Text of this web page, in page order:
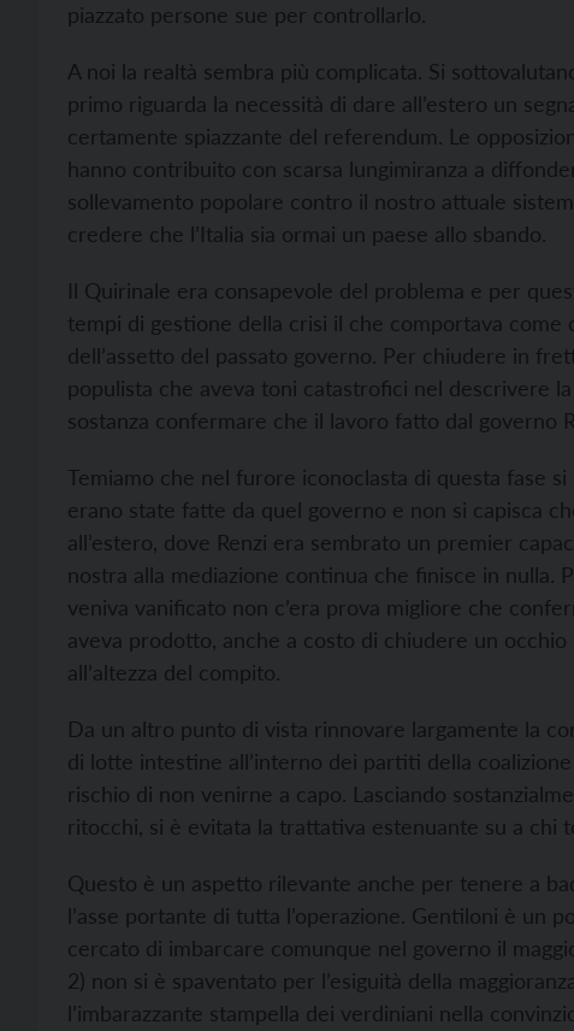
piazzato persone sue per controllarlo.
A noi la realtà sembra più complicata. Si
primo riguarda la necessità di dare all’estero un
certamente spiazzante del referendum. Le
hanno contribuito con scarsa lungimiranza a
sollevamento popolare contro il nostro attuale
credere che l’Italia sia ormai un paese allo sbando.
Il Quirinale era consapevole del problema e per
tempi di gestione della crisi il che comportava come
dell’assetto del passato governo. Per chiudere in
populista che aveva toni catastrofici nel descrivere
sostanza confermare che il lavoro fatto dal governo
Temiamo che nel furore iconoclasta di questa fase
erano state fatte da quel governo e non si capisca
all’estero, dove Renzi era sembrato un premier
nostra alla mediazione continua che finisce in nulla.
veniva vanificato non c’era prova migliore che
aveva prodotto, anche a costo di chiudere un
all’altezza del compito.
Da un altro punto di vista rinnovare largamente la
di lotte intestine all’interno dei partiti della
rischio di non venirne a capo. Lasciando
ritocchi, si è evitata la trattativa estenuante su a chi
Questo è un aspetto rilevante anche per tenere a
l’asse portante di tutta l’operazione. Gentiloni è un
cercato di imbarcare comunque nel governo il
2) non si è spaventato per l’esiguità della
l’imbarazzante stampella dei verdiniani nella